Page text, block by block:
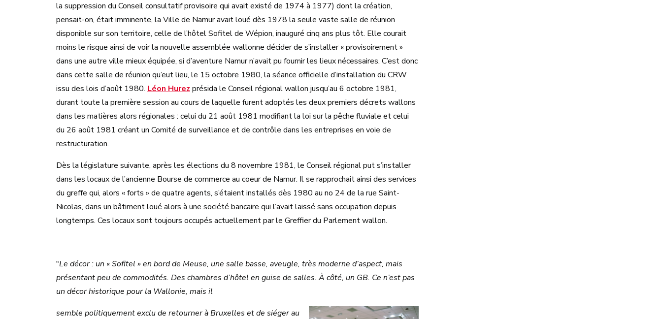
la suppression du Conseil consultatif provisoire qui avait existé de 1974 à 1977) dont la création,
pensait-on, était imminente, la Ville de Namur avait loué dès 1978 la seule vaste salle de réunion
disponible sur son territoire, celle de l’hôtel Sofitel de Wépion, inauguré cinq ans plus tôt. Elle courait
moins le risque ainsi de voir la nouvelle assemblée wallonne décider de s’installer « provisoirement »
dans une autre ville mieux équipée, si d’aventure Namur n’avait pu fournir les lieux nécessaires. C’est donc
dans cette salle de réunion qu’eut lieu, le 15 octobre 1980, la séance officielle d’installation du CRW
issu des lois d’août 1980. Léon Hurez présida le Conseil régional wallon jusqu’au 6 octobre 1981,
durant toute la première session au cours de laquelle furent adoptés les deux premiers décrets wallons
dans les matières alors régionales : celui du 21 août 1981 modifiant la loi sur la pêche fluviale et celui
du 26 août 1981 créant un Comité de surveillance et de contrôle dans les entreprises en voie de
restructuration.
Dès la législature suivante, après les élections du 8 novembre 1981, le Conseil régional put s’installer
dans les locaux de l’ancienne Bourse de commerce au coeur de Namur. Il se rapprochait ainsi des services
du greffe qui, alors « forts » de quatre agents, s’étaient installés dès 1980 au no 24 de la rue Saint-
Nicolas, dans un bâtiment loué alors à une société bancaire qui l’avait laissé sans occupation depuis
longtemps. Ces locaux sont toujours occupés actuellement par le Greffier du Parlement wallon.
"Le décor : un « Sofitel » en bord de Meuse, une salle basse, aveugle, très moderne d’aspect, mais
présentant peu de commodités. Des chambres d’hôtel en guise de salles. À côté, un GB. Ce n’est pas
un décor historique pour la Wallonie, mais il
semble politiquement exclu de retourner à Bruxelles et de siéger au